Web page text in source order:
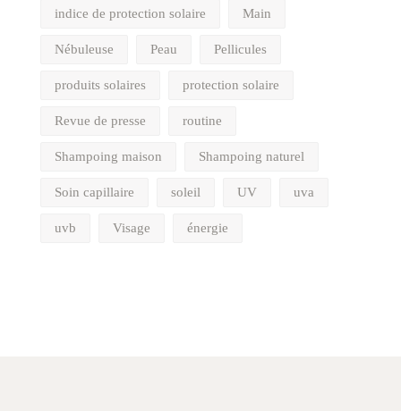
indice de protection solaire Main
Nébuleuse Peau Pellicules
produits solaires protection solaire
Revue de presse routine
Shampoing maison Shampoing naturel
Soin capillaire soleil UV uva
uvb Visage énergie